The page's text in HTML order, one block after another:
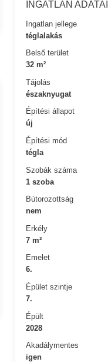
INGATLAN ADATAI
Ingatlan jellege
téglalakás
Belső terület
32 m²
Tájolás
északnyugat
Építési állapot
új
Építési mód
tégla
Szobák száma
1 szoba
Bútorozottság
nem
Erkély
7 m²
Emelet
6.
Épület szintje
7.
Épült
2028
Akadálymentes
igen